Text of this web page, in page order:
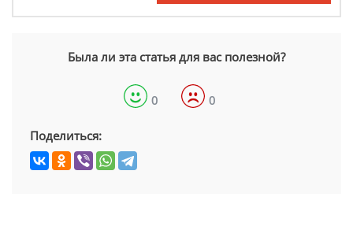
Была ли эта статья для вас полезной?
0 0
Поделиться: